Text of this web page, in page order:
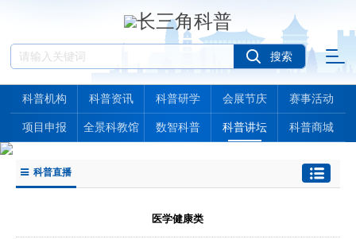
科普机构 科普资讯 科普研学 会展节庆 赛事活动
项目申报 全景科教馆 数智科普 科普讲坛 科普商城
科普直播
医学健康类